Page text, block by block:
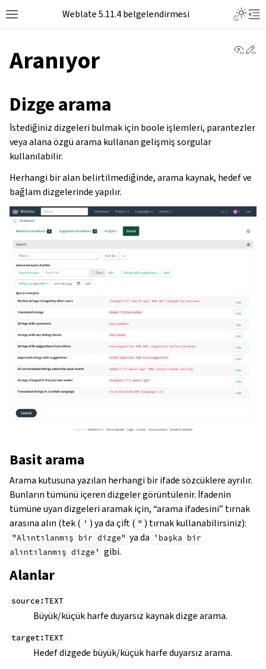
Toggle site navigation sidebar
Weblate 5.11.4 belgelendirmesi
Aranıyor
Dizge arama
İstediğiniz dizgeleri bulmak için boole işlemleri, parantezler
veya alana özgü arama kullanan gelişmiş sorgular
kullanılabilir.
Herhangi bir alan belirtilmediğinde, arama kaynak, hedef ve
bağlam dizgelerinde yapılır.
Basit arama
Arama kutusuna yazılan herhangi bir ifade sözcüklere ayrılır.
Bunların tümünü içeren dizgeler görüntülenir. İfadenin
tümüne uyan dizgeleri aramak için, “arama ifadesini” tırnak
arasına alın (tek ( ' ) ya da çift ( " ) tırnak kullanabilirsiniz):
"Alıntılanmış bir dizge" ya da 'başka bir
alıntılanmış dizge' gibi.
Alanlar
source:TEXT
Büyük/küçük harfe duyarsız kaynak dizge arama.
target:TEXT
Hedef dizgede büyük/küçük harfe duyarsız arama.